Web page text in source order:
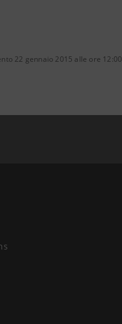
22 gennaio 2015 alle ore 12:00